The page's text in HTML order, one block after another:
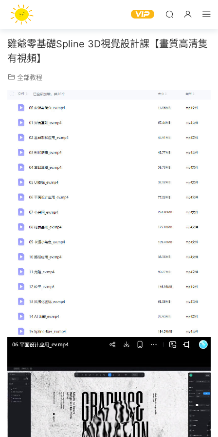
雞爺零基礎Spline 3D視覺設計課【畫質高清隻
有視頻】
全部教程